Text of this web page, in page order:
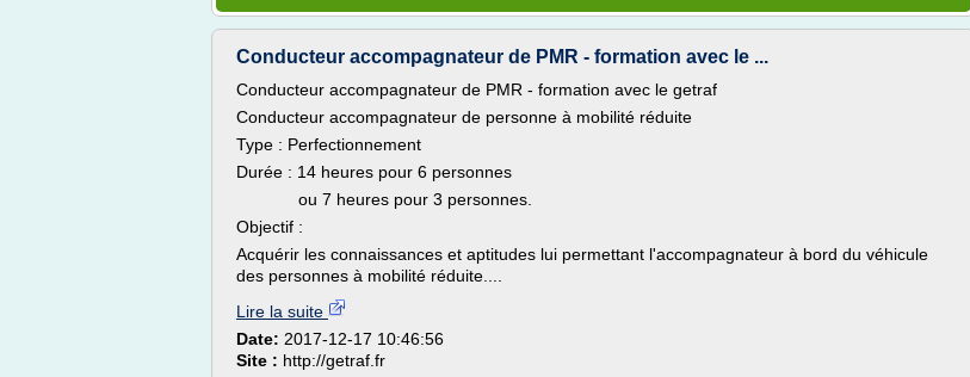
Conducteur accompagnateur de PMR - formation avec le ...
Conducteur accompagnateur de PMR - formation avec le getraf
Conducteur accompagnateur de personne à mobilité réduite
Type : Perfectionnement
Durée : 14 heures pour 6 personnes
ou 7 heures pour 3 personnes.
Objectif :
Acquérir les connaissances et aptitudes lui permettant l'accompagnateur à bord du véhicule
des personnes à mobilité réduite....
Lire la suite
Date: 2017-12-17 10:46:56
Site : http://getraf.fr